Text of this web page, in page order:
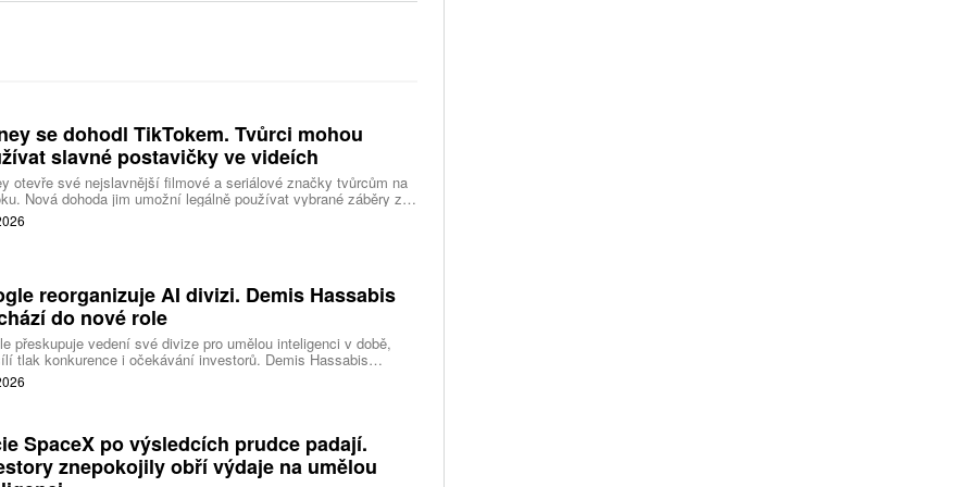
se dohodl TikTokem. Tvůrci mohou
slavné postavičky ve videích
otevře své nejslavnější filmové a seriálové značky tvůrcům na
Nová dohoda jim umožní legálně používat vybrané záběry z
studia a sdílet vlastní videa také na platformě Disney Verts.
reorganizuje AI divizi. Demis Hassabis
do nové role
přeskupuje vedení své divize pro umělou inteligenci v době,
tlak konkurence i očekávání investorů. Demis Hassabis
každodenní řízení DeepMind a zaměří se na vývoj pokročilé
inteligence i její dopad na společnost.
SpaceX po výsledcích prudce padají.
znepokojily obří výdaje na umělou